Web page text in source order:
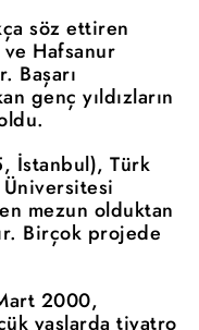
söz ettiren
ve Hafsanur
Başarı
genç yıldızların
İstanbul), Türk
mezun olduktan
Birçok projede
2000,
yaşlarda tiyatro